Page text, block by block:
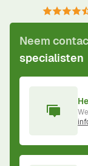
Neem
specialisten